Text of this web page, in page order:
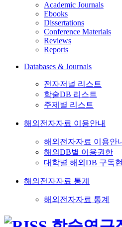
Academic Journals
Ebooks
Dissertations
Conference Materials
Reviews
Reports
Databases & Journals
전자저널 리스트
학술DB 리스트
주제별 리스트
해외전자자료 이용안내
해외전자자료 이용안
해외DB별 이용권한
대학별 해외DB 구독
해외전자자료 통계
해외전자자료 통계